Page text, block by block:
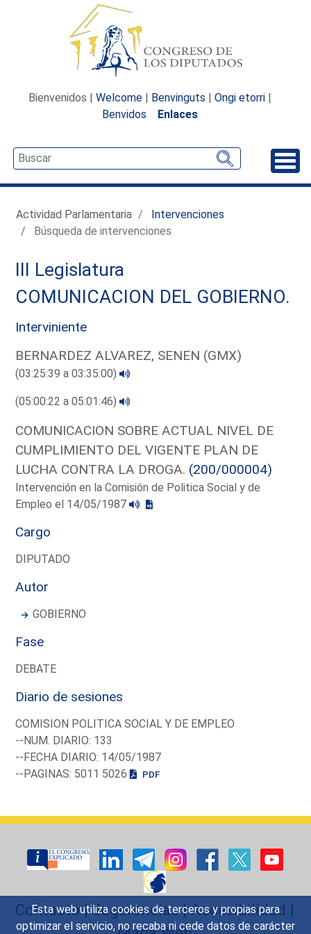
Esta web utiliza cookies de terceros y propias para
optimizar el servicio, no recaba ni cede datos de carácter
Bienvenidos | Welcome | Benvinguts | Ongi etorri |
Benvidos
Enlaces
Actividad Parlamentaria
Intervenciones
Búsqueda de intervenciones
III Legislatura
COMUNICACION DEL GOBIERNO.
Interviniente
BERNARDEZ ALVAREZ, SENEN (GMX)
(03:25:39 a 03:35:00)
(05:00:22 a 05:01:46)
COMUNICACION SOBRE ACTUAL NIVEL DE
CUMPLIMIENTO DEL VIGENTE PLAN DE
LUCHA CONTRA LA DROGA. (200/000004)
Intervención en la Comisión de Politica Social y de
Empleo el 14/05/1987
Cargo
DIPUTADO
Autor
GOBIERNO
Fase
DEBATE
Diario de sesiones
COMISION POLITICA SOCIAL Y DE EMPLEO
--NUM. DIARIO: 133
--FECHA DIARIO: 14/05/1987
--PAGINAS: 5011 5026
PDF
Contacto|Sugerencias|Accesibilidad |